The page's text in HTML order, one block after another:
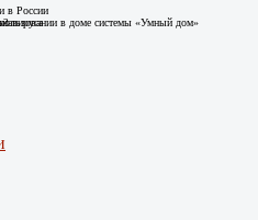
в доме системы «Умный дом»
в России